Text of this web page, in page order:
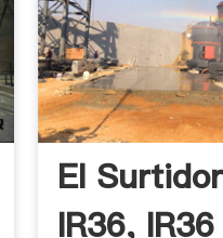
El
IR36,